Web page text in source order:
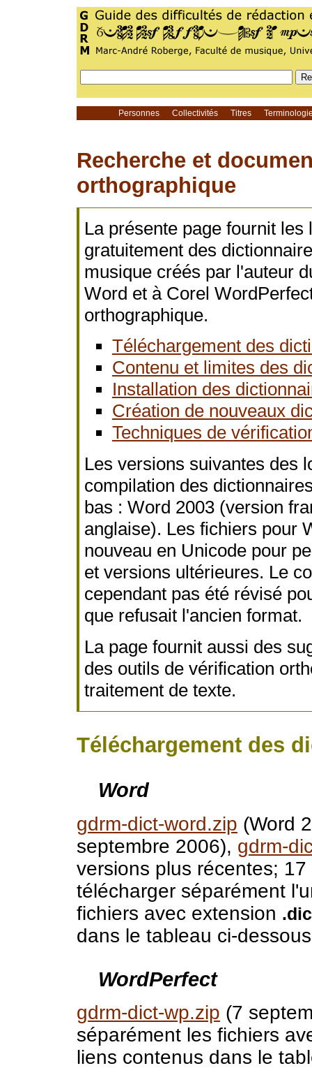
Personnes Collectivités Titres
Recherche et
orthographique
La présente page fournit
gratuitement des
musique créés par l'auteur
Word et à Corel
orthographique.
Téléchargement des
Contenu et limites des
Installation des
Création de nouveaux
Techniques de
Les versions suivantes des
compilation des
bas : Word 2003 (version
anglaise). Les fichiers pour
nouveau en Unicode pour
et versions ultérieures. Le
cependant pas été révisé
que refusait l'ancien format.
La page fournit aussi des
des outils de vérification
traitement de texte.
Téléchargement des
Word
gdrm-dict-word.zip (Word
septembre 2006), gdrm-
versions plus récentes;
télécharger séparément
fichiers avec extension .dic
dans le tableau ci-
WordPerfect
gdrm-dict-wp.zip (7
séparément les fichiers
liens contenus dans le